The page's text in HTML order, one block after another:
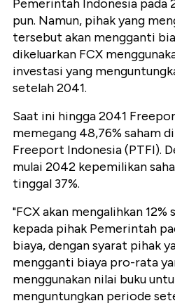
Pemerintah Indonesia pada
pun. Namun, pihak yang
tersebut akan mengganti
dikeluarkan FCX
investasi yang
setelah 2041.
Saat ini hingga 2041
memegang 48,76% saham
Freeport Indonesia (PTFI).
mulai 2042 kepemilikan
tinggal 37%.
"FCX akan mengalihkan 12%
kepada pihak Pemerintah
biaya, dengan syarat pihak
mengganti biaya pro-rata
menggunakan nilai buku
menguntungkan periode